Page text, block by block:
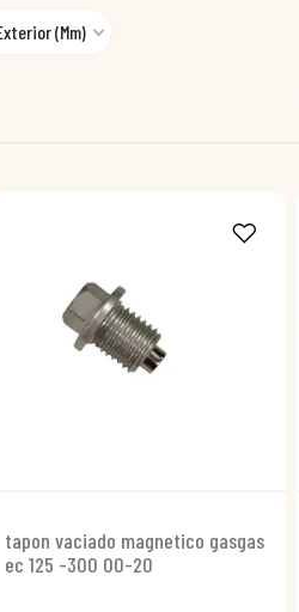
(mm)
tapon vaciado magnetico gasgas
ec 125 -300 00-20